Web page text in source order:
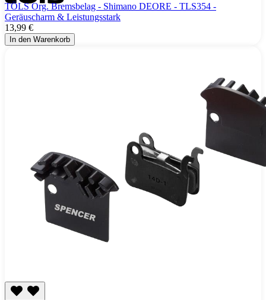
TÖLS Org. Bremsbelag - Shimano DEORE - TLS354 -
Geräuscharm & Leistungsstark
13,99 €
In den Warenkorb